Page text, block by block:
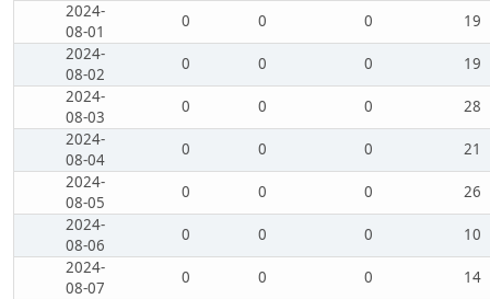
2024-
08-01
0 0 0
19
2024-
08-02
0 0 0
19
2024-
08-03
0 0 0
28
2024-
08-04
0 0 0
21
2024-
08-05
0 0 0
26
2024-
08-06
0 0 0
10
2024-
08-07
0 0 0
14